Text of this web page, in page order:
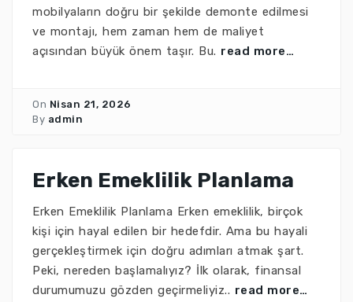
mobilyaların doğru bir şekilde demonte edilmesi
ve montajı, hem zaman hem de maliyet
açısından büyük önem taşır. Bu. read more…
On Nisan 21, 2026
By admin
Erken Emeklilik Planlama
Erken Emeklilik Planlama Erken emeklilik, birçok
kişi için hayal edilen bir hedefdir. Ama bu hayali
gerçekleştirmek için doğru adımları atmak şart.
Peki, nereden başlamalıyız? İlk olarak, finansal
durumumuzu gözden geçirmeliyiz.. read more…